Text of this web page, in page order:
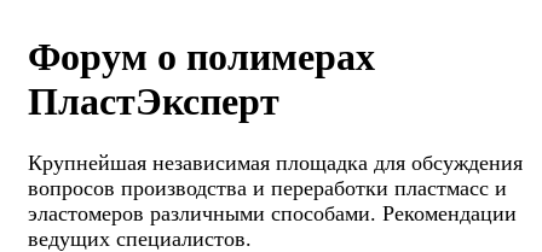
Форум о полимерах
ПластЭксперт
Крупнейшая независимая площадка для обсуждения
вопросов производства и переработки пластмасс и
эластомеров различными способами. Рекомендации
ведущих специалистов.